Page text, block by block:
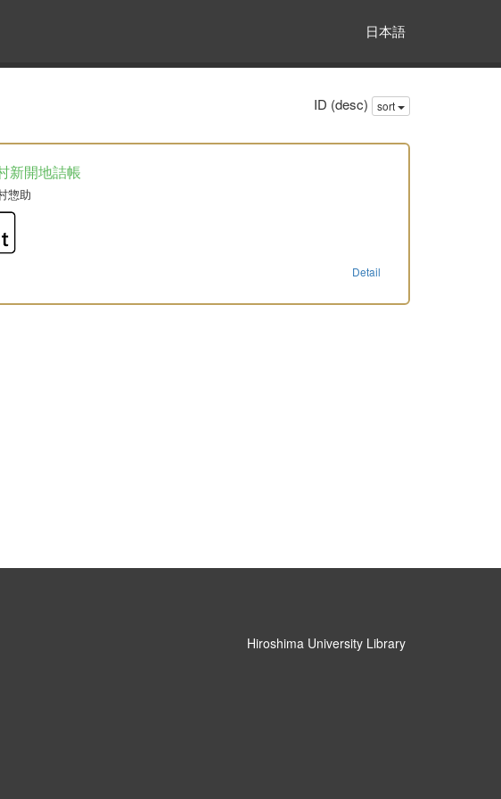
日本語
ID (desc) sort
新開地詰帳
惣助
Detail
Hiroshima University Library